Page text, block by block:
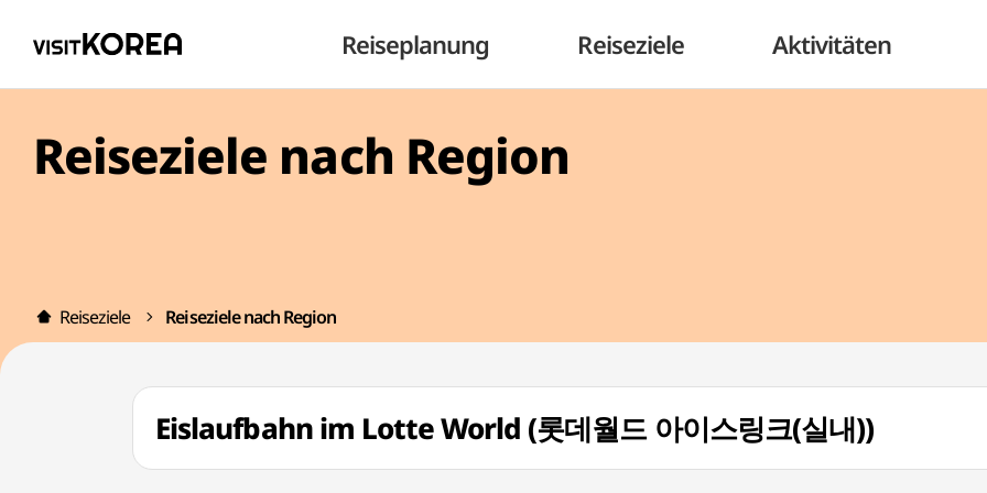
Reiseplanung Reiseziele Aktivitäten
Reiseziele nach Region
Reiseziele Reiseziele nach Region
Eislaufbahn im Lotte World (롯데월드 아이스링크(실내))